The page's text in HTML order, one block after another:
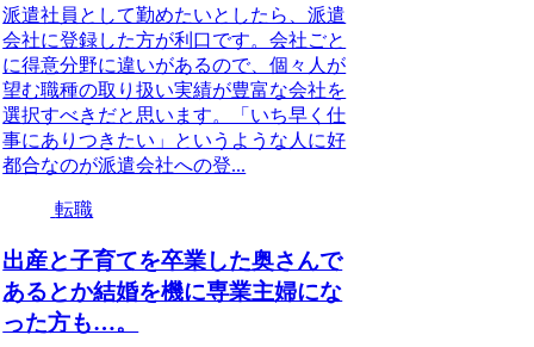
派遣社員として勤めたいとしたら、派遣
会社に登録した方が利口です。会社ごと
に得意分野に違いがあるので、個々人が
望む職種の取り扱い実績が豊富な会社を
選択すべきだと思います。「いち早く仕
事にありつきたい」というような人に好
都合なのが派遣会社への登...
転職
出産と子育てを卒業した奥さんで
あるとか結婚を機に専業主婦にな
った方も…。